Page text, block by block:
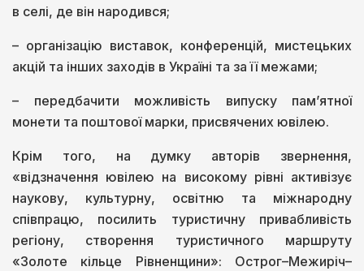
в селі, де він народився;
– організацію виставок, конференцій, мистецьких
акцій та інших заходів в Україні та за її межами;
– передбачити можливість випуску пам’ятної
монети та поштової марки, присвячених ювілею.
Крім того, на думку авторів звернення,
«відзначення ювілею на високому рівні активізує
наукову, культурну, освітню та міжнародну
співпрацю, посилить туристичну привабливість
регіону, створення туристичного маршруту
«Золоте кільце Рівненщини»: Острог–Межиріч–